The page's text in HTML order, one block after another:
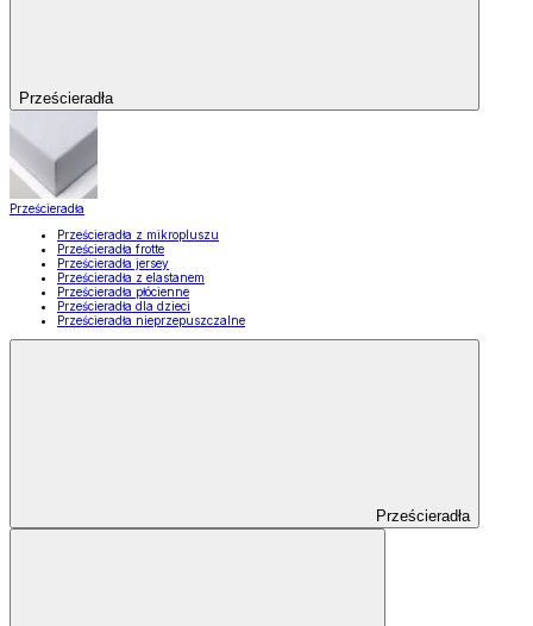
Prześcieradła
Prześcieradła
Prześcieradła z mikropluszu
Prześcieradła frotte
Prześcieradła jersey
Prześcieradła z elastanem
Prześcieradła płócienne
Prześcieradła dla dzieci
Prześcieradła nieprzepuszczalne
Prześcieradła